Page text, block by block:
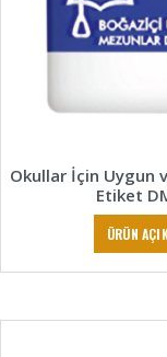
Okullar İçin Uygun
Etiket
ÜRÜN